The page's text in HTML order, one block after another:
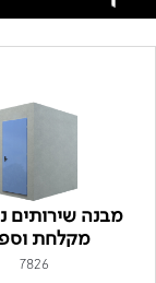
מבנה שירותים
מקלחת
7826